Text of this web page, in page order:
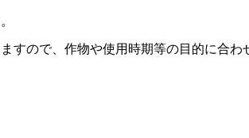
すので、作物や使用時期等の目的に合